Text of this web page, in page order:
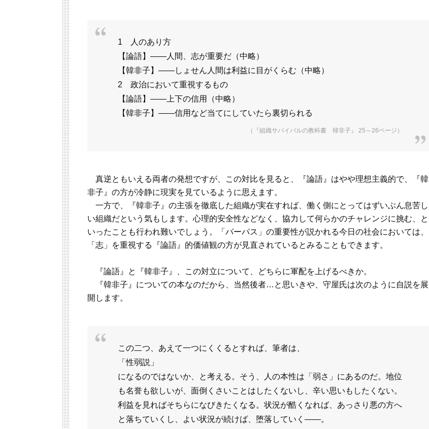
1 人のあり方
【論語】――人間、志が重要だ（中略）
【韓非子】――しょせん人間は利益に目がくらむ（中略）
2 政治において重視するもの
【論語】――上下の信用（中略）
【韓非子】――信用など当てにしていたら裏切られる
（『組織サバイバルの教科書 韓非子』 25～26ページ）
真逆ともいえる両者の発想ですが、この対比を見ると、『論語』はやや理想主義的で、『韓
非子』の方が冷静に現実を見ているように思えます。
一方で、『韓非子』の主張を徹底した組織が実在すれば、働く側にとってはずいぶん息苦し
い組織だという気もします。心理的安全性などなく、協力して何らかのチャレンジに挑む、と
いったことも行われ難いでしょう。「パーパス」の重要性が説かれる今日の社会においては、
「志」を重視する『論語』的価値観の方が見直されているとみることもできます。
『論語』と『韓非子』、この対立について、どちらに軍配を上げるべきか。
『韓非子』についての本なのだから、当然後者…と思いきや、守屋氏は次のように自説を展
開します。
この二つ、あえて一つにくくるとすれば、筆者は、
「性弱説」
になるのではないか、と考える。そう、人の本性は「弱さ」にあるのだ。地位
も名誉も欲しいが、面倒くさいことはしたくないし、辛い思いもしたくない。
利益を見ればそちらになびきたくなる。状況が酷くなれば、あっさり悪の方へ
と落ちていくし、よい状況が続けば、堕落していく――。